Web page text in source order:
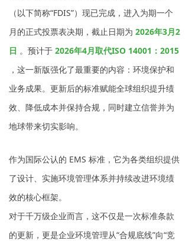
（以下简称“FDIS”）现已完成，进入为期一个
月的正式投票表决期，截止日期为 2026年3月2
日 。预计于 2026年4月取代ISO 14001：2015
，这一新版强化了最重要的内容：环境保护和
业务成果。更新后的标准赋能全球组织提升绩
效、降低成本并保持合规，同时建立信誉并为
地球带来切实影响。
作为国际公认的 EMS 标准，它为各类组织提供
了设计、实施环境管理体系并持续改进环境绩
效的核心框架。
对于千万级企业而言，这不仅是一次标准条款
的更新，更是企业环境管理从“合规底线”向“竞